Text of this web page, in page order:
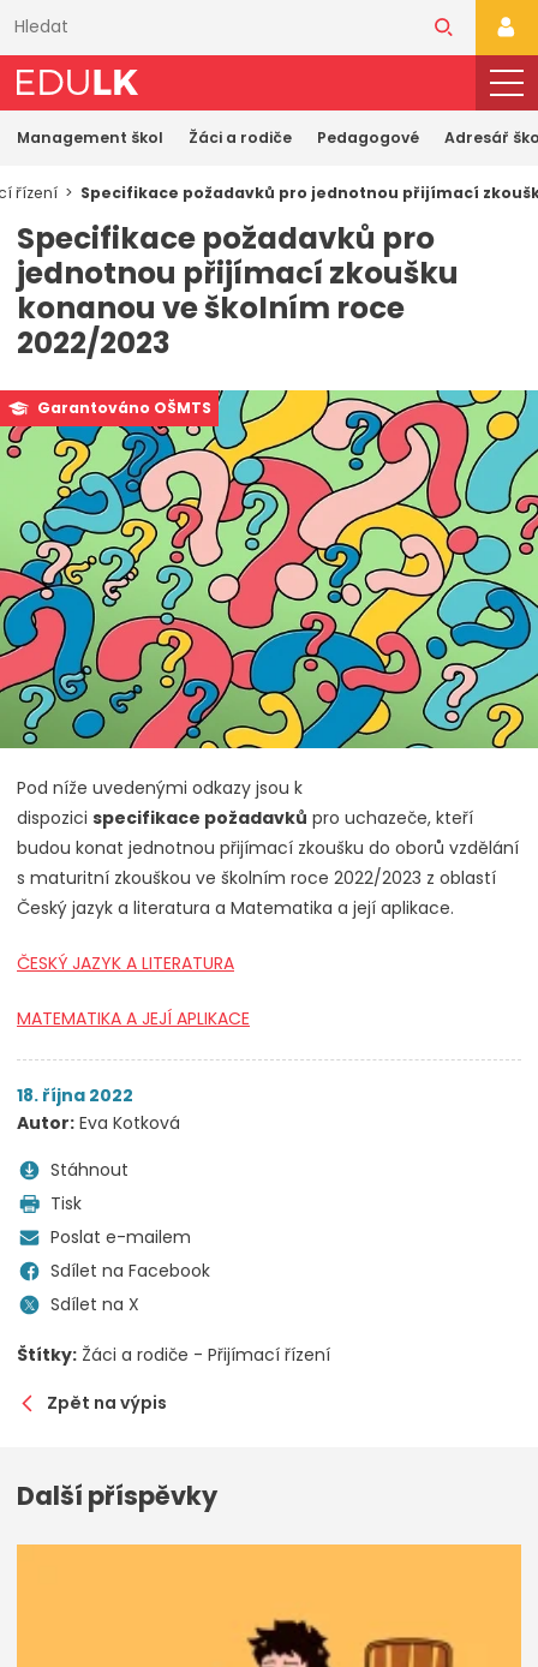
obsahu
Management škol Žáci a rodiče Pedagogové Adresář
řízení Specifikace požadavků pro jednotnou přijímací
Specifikace požadavků pro
jednotnou přijímací zkoušku
konanou ve školním roce
2022/2023
Garantováno OŠMTS
Pod níže uvedenými odkazy jsou k
dispozici specifikace požadavků pro uchazeče, kteří
budou konat jednotnou přijímací zkoušku do oborů vzdělání
s maturitní zkouškou ve školním roce 2022/2023 z oblastí
Český jazyk a literatura a Matematika a její aplikace.
ČESKÝ JAZYK A LITERATURA
MATEMATIKA A JEJÍ APLIKACE
18. října 2022
Autor: Eva Kotková
Stáhnout
Tisk
Poslat e-mailem
Sdílet na Facebook
Sdílet na X
Štítky: Žáci a rodiče - Přijímací řízení
Zpět na výpis
Další příspěvky